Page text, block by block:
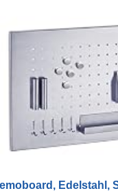
Edelstahl,